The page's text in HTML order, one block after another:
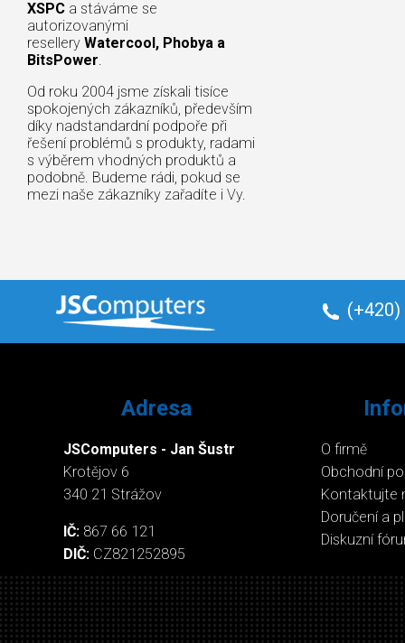
XSPC a stáváme se
autorizovanými
resellery Watercool, Phobya a
BitsPower.
Od roku 2004 jsme získali tisíce
spokojených zákazníků, především
díky nadstandardní podpoře při
řešení problémů s produkty, radami
s výběrem vhodných produktů a
podobně. Budeme rádi, pokud se
mezi naše zákazníky zařadíte i Vy.
(+420)
Adresa
JSComputers - Jan Šustr
Krotějov 6
340 21 Strážov
IČ: 867 66 121
DIČ: CZ821252895
O firmě
Obchodní
Kontaktujte
Doručení a
Diskuzní